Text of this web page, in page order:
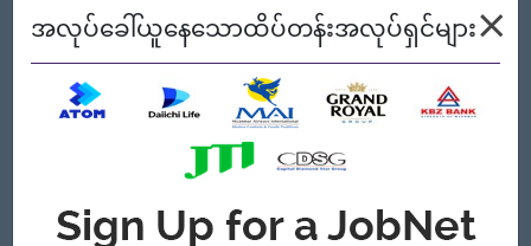
point)
Good character and healthy.
Need to be a problem solver and taking supportive role
Able to work well in a dynamic team and under pressure
Must have a good written and spoken English skills
Strong communication skills with different function or
အလုပ်ခေါ်ယူနေသောထိပ်တန်းအလုပ်ရှင်များ×